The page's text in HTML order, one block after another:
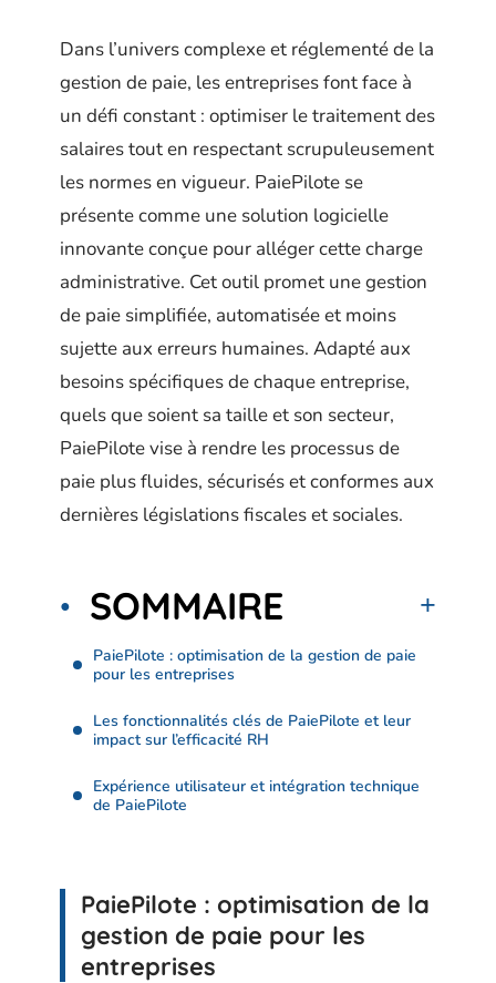
Dans l’univers complexe et réglementé de la
gestion de paie, les entreprises font face à
un défi constant : optimiser le traitement des
salaires tout en respectant scrupuleusement
les normes en vigueur. PaiePilote se
présente comme une solution logicielle
innovante conçue pour alléger cette charge
administrative. Cet outil promet une gestion
de paie simplifiée, automatisée et moins
sujette aux erreurs humaines. Adapté aux
besoins spécifiques de chaque entreprise,
quels que soient sa taille et son secteur,
PaiePilote vise à rendre les processus de
paie plus fluides, sécurisés et conformes aux
dernières législations fiscales et sociales.
SOMMAIRE
PaiePilote : optimisation de la gestion de paie
pour les entreprises
Les fonctionnalités clés de PaiePilote et leur
impact sur l’efficacité RH
Expérience utilisateur et intégration technique
de PaiePilote
PaiePilote : optimisation de la
gestion de paie pour les
entreprises